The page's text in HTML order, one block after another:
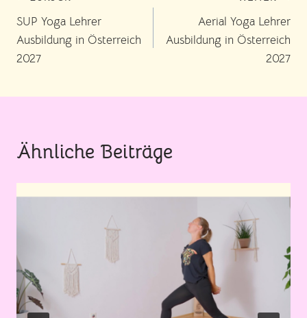
SUP Yoga Lehrer
Ausbildung in Österreich
2027
Aerial Yoga Lehrer
Ausbildung in Österreich
2027
Ähnliche Beiträge